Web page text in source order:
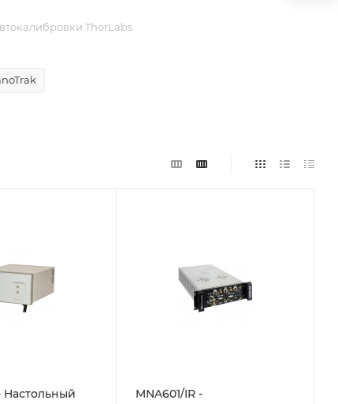
ThorLabs
Настольный
MNA601/IR -